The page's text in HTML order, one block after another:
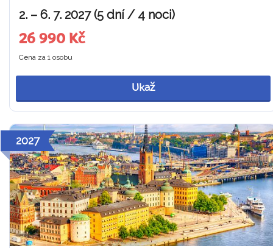
2. – 6. 7. 2027 (5 dní / 4 noci)
26 990 Kč
Cena za 1 osobu
Ukaž
2027